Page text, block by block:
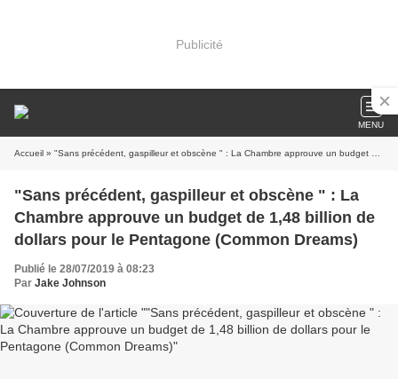
Publicité
MENU
Accueil » "Sans précédent, gaspilleur et obscène " : La Chambre approuve un budget de 1,48 billion de dollars pour le Pentagone (Common Dreams)
"Sans précédent, gaspilleur et obscène " : La
Chambre approuve un budget de 1,48 billion de
dollars pour le Pentagone (Common Dreams)
Publié le 28/07/2019 à 08:23
Par Jake Johnson